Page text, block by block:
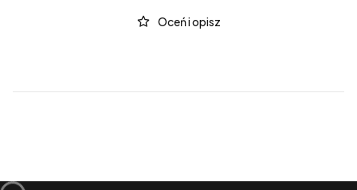
Oceń i opisz